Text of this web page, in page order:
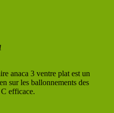
anaca 3 ventre plat est un
sur les ballonnements des
efficace.